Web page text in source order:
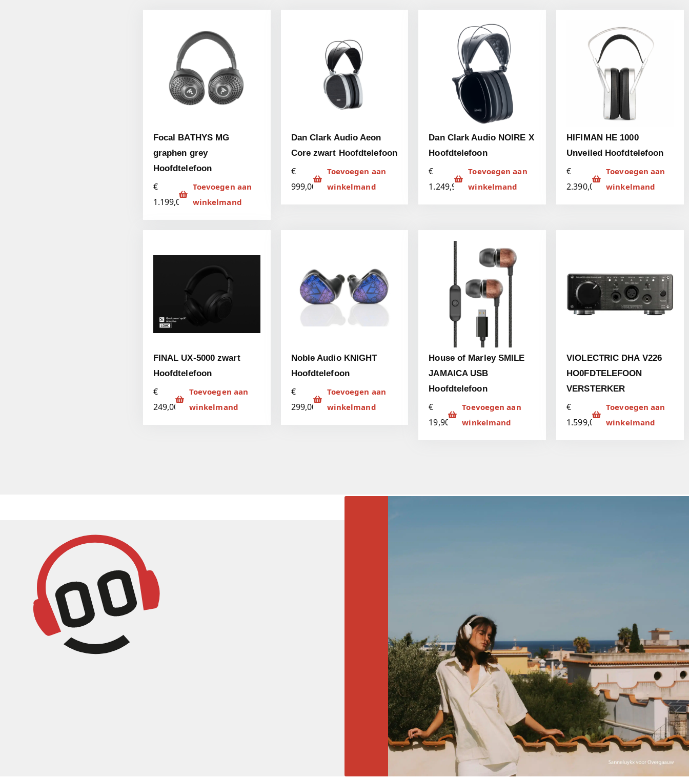
Focal BATHYS MG
graphen grey
Hoofdtelefoon
€
1.199,00
Toevoegen aan
winkelmand
Dan Clark Audio Aeon
Core zwart Hoofdtelefoon
€
999,00
Toevoegen aan
winkelmand
Dan Clark Audio NOIRE X
Hoofdtelefoon
€
1.249,99
Toevoegen aan
winkelmand
HIFIMAN HE 1000
Unveiled Hoofdtelefoon
€
2.390,00
Toevoegen aan
winkelmand
FINAL UX-5000 zwart
Hoofdtelefoon
€
249,00
Toevoegen aan
winkelmand
Noble Audio KNIGHT
Hoofdtelefoon
€
299,00
Toevoegen aan
winkelmand
House of Marley SMILE
JAMAICA USB
Hoofdtelefoon
€
19,90
Toevoegen aan
winkelmand
VIOLECTRIC DHA V226
HO0FDTELEFOON
VERSTERKER
€
1.599,00
Toevoegen aan
winkelmand